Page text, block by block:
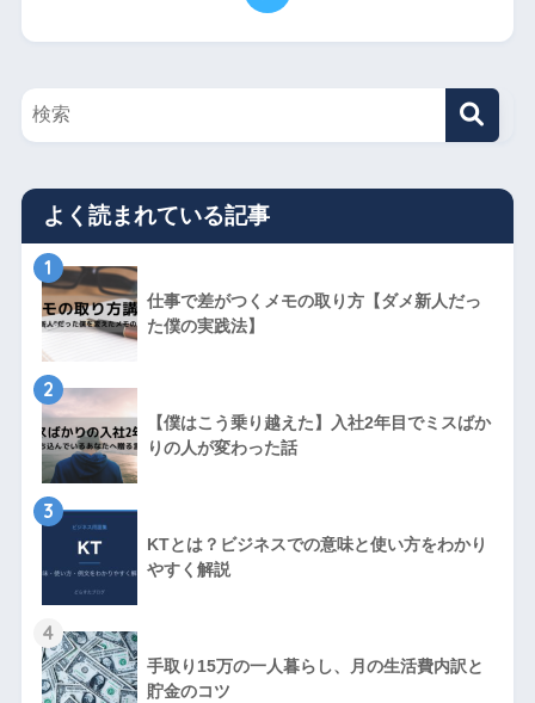
よく読まれている記事
1
仕事で差がつくメモの取り方【ダメ新人だっ
た僕の実践法】
2
【僕はこう乗り越えた】入社2年目でミスばか
りの人が変わった話
3
KTとは？ビジネスでの意味と使い方をわかり
やすく解説
4
手取り15万の一人暮らし、月の生活費内訳と
貯金のコツ